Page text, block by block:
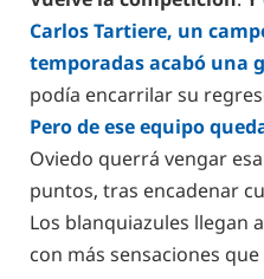
Carlos Tartiere, un
temporadas acabó una
podía encarrilar su
Pero de ese equipo
Oviedo querrá vengar
puntos, tras encadenar
Los blanquiazules llegan
con más sensaciones